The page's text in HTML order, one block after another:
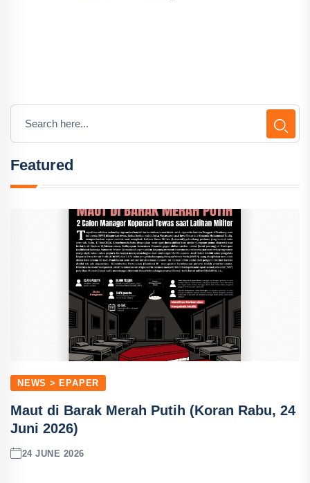
Featured
NEWS > EPAPER
Maut di Barak Merah Putih (Koran Rabu, 24
Juni 2026)
24 JUNE 2026